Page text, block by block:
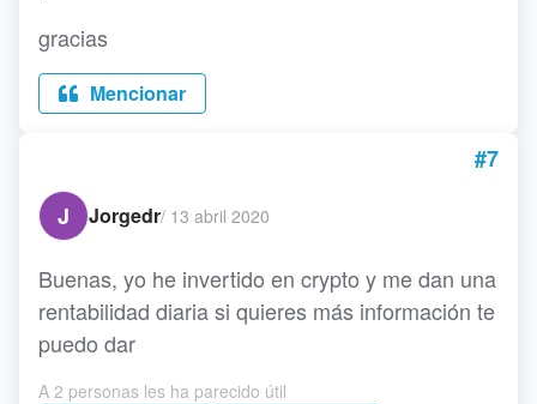
gracias
Mencionar
#7
J
Jorgedr/ 13 abril 2020
Buenas, yo he invertido en crypto y me dan una
rentabilidad diaria si quieres más información te
puedo dar
A 2 personas les ha parecido útil